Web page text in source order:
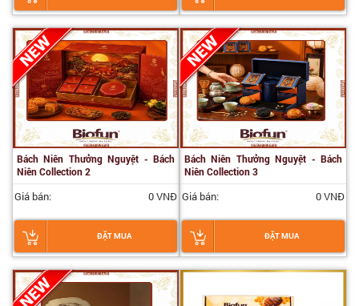
Bách Niên Thưởng Nguyệt - Bách
Niên Collection 2
Giá bán: 0 VNĐ
ĐẶT MUA
Bách Niên Thưởng Nguyệt - Bách
Niên Collection 3
Giá bán: 0 VNĐ
ĐẶT MUA